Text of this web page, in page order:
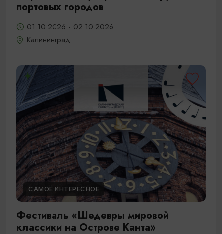
портовых городов
01.10.2026 - 02.10.2026
Калининград
САМОЕ ИНТЕРЕСНОЕ
Фестиваль «Шедевры мировой
классики на Острове Канта»